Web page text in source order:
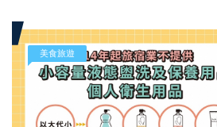
美食旅遊